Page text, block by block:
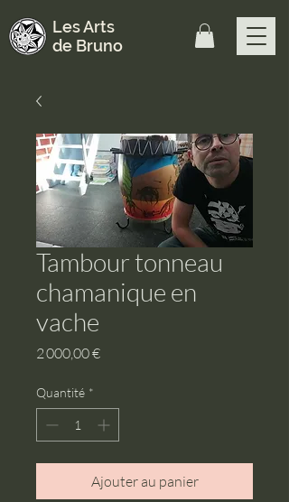
Les Arts
de Bruno
Tambour tonneau
chamanique en
vache
2 000,00 €Prix
Quantité *
Ajouter au panier